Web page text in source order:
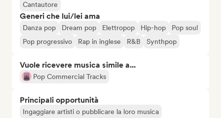
Cantautore
Generi che lui/lei ama
Danza pop Dream pop Elettropop Hip-hop
Pop soul
Pop progressivo
Rap in inglese R&B Synthpop
Vuole ricevere musica simile a...
Pop Commercial Tracks
Principali opportunità
Ingaggiare artisti o pubblicare la loro musica